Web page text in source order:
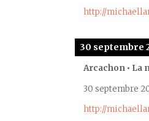
http://
30 septembre
Arcachon • La
30 septembre
http://